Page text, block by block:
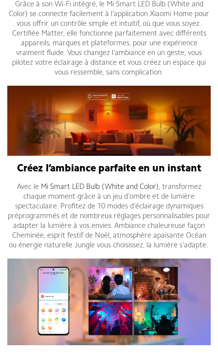
Grâce à son Wi-Fi intégré, le Mi Smart LED Bulb (White and
Color) se connecte facilement à l’application Xiaomi Home pour
vous offrir un contrôle simple et intuitif, où que vous soyez.
Certifiée Matter, elle fonctionne parfaitement avec différents
appareils, marques et plateformes, pour une expérience
vraiment fluide. Vous changez l’ambiance en un geste, vous
pilotez votre éclairage à distance et vous créez un espace qui
vous ressemble, sans complication.
Créez l’ambiance parfaite en un instant
Avec le Mi Smart LED Bulb (White and Color), transformez
chaque moment grâce à un jeu d’ombre et de lumière
spectaculaire. Profitez de 10 modes d’éclairage dynamiques
préprogrammés et de nombreux réglages personnalisables pour
adapter la lumière à vos envies. Ambiance chaleureuse façon
Cheminée, esprit festif de Noël, atmosphère apaisante Océan
ou énergie naturelle Jungle vous choisissez, la lumière s’adapte.